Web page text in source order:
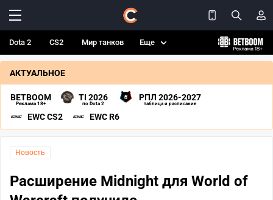
Dota 2 CS2 Мир танков Еще
АКТУАЛЬНОЕ
BETBOOM
Реклама 18+
TI 2026
по Dota 2
РПЛ 2026-2027
таблица и расписание
EWC CS2 EWC R6
Новость
Расширение Midnight для World of